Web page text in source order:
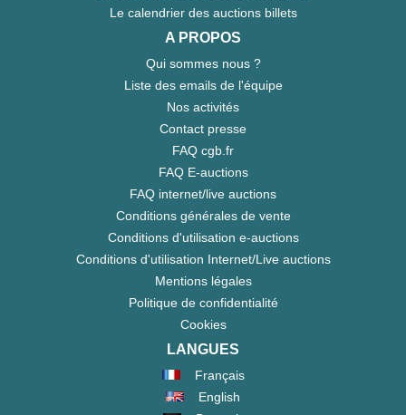
Le calendrier des auctions billets
A PROPOS
Qui sommes nous ?
Liste des emails de l'équipe
Nos activités
Contact presse
FAQ cgb.fr
FAQ E-auctions
FAQ internet/live auctions
Conditions générales de vente
Conditions d'utilisation e-auctions
Conditions d'utilisation Internet/Live auctions
Mentions légales
Politique de confidentialité
Cookies
LANGUES
Français
English